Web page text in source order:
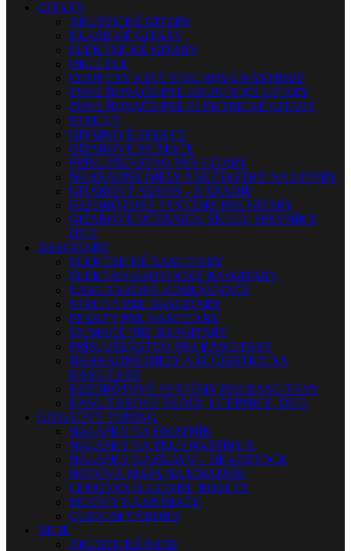
GITARY
AKUSTICKÉ GITARY
KLASICKÉ GITARY
ELEKTRICKÉ GITARY
UKULELE
COUNTRY A INÉ STRUNOVÉ NÁSTROJE
ZOSILŇOVAČE PRE AKUSTICKÉ GITARY
ZOSILŇOVAČE PRE ELEKTRICKÉ GITARY
STRUNY
GITAROVÉ EFEKTY
GITAROVÉ SNÍMAČE
PRÍSLUŠENSTVO PRE GITARY
NÁHRADNÉ DIELY A SÚČIASTKY NA GITARY
GITAROVÝ SERVIS – NÁRADIE
BEZDRÔTOVÉ SYSTÉMY PRE GITARY
GITAROVÉ UČEBNICE, ŠKOLY, SPEVNÍKY,
DVD
BASGITARY
ELEKTRICKÉ BASGITARY
ELEKTRO AKUSTICKÉ BASGITARY
BASGITAROVÉ ZOSILŇOVAČE
STRUNY PRE BASGITARY
EFEKTY PRE BASGITARY
SNÍMAČE PRE BASGITARY
PRÍSLUŠENSTVO PRE BASGITARY
NÁHRADNÉ DIELY A SÚČIASTKY NA
BASGITARY
BEZDRÔTOVÉ SYSTÉMY PRE BASGITARY
BASGITAROVÉ ŠKOLY, UČEBNICE, DVD
GITAROVÝ TUNING
NÁLEPKY NA HMATNÍK
NÁLEPKY NA TELO NÁSTROJA
NÁLEPKY NA HLAVU – HEADSTOCK
NOTOVÁ MAPA NA HMATNÍK
LEMOVANIE GITARY, ROZETY
MOTÍVY NA SNÍMAČE
CUSTOM VÝROBA
BICIE
AKUSTICKÉ BICIE